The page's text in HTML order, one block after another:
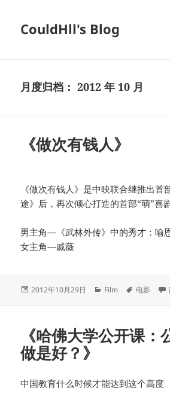
CouldHll's Blog
月度归档：2012 年 10 月
《做次有钱人》
《做次有钱人》是中映联合继推出首
途》后，再次倾心打造的首部“萌”喜剧
男主角---《武林外传》中的秀才：喻
女主角---戚薇
发
2012年10月29日
分
Film
标
电影
《哈佛大学公开课：
做是好？》
中国教育什么时候才能达到这个高度